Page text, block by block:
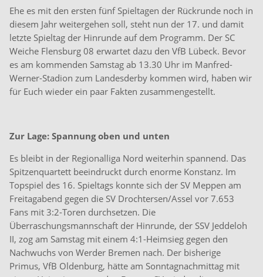
Ehe es mit den ersten fünf Spieltagen der Rückrunde noch in
diesem Jahr weitergehen soll, steht nun der 17. und damit
letzte Spieltag der Hinrunde auf dem Programm. Der SC
Weiche Flensburg 08 erwartet dazu den VfB Lübeck. Bevor
es am kommenden Samstag ab 13.30 Uhr im Manfred-
Werner-Stadion zum Landesderby kommen wird, haben wir
für Euch wieder ein paar Fakten zusammengestellt.
Zur Lage: Spannung oben und unten
Es bleibt in der Regionalliga Nord weiterhin spannend. Das
Spitzenquartett beeindruckt durch enorme Konstanz. Im
Topspiel des 16. Spieltags konnte sich der SV Meppen am
Freitagabend gegen die SV Drochtersen/Assel vor 7.653
Fans mit 3:2-Toren durchsetzen. Die
Überraschungsmannschaft der Hinrunde, der SSV Jeddeloh
II, zog am Samstag mit einem 4:1-Heimsieg gegen den
Nachwuchs von Werder Bremen nach. Der bisherige
Primus, VfB Oldenburg, hätte am Sonntagnachmittag mit